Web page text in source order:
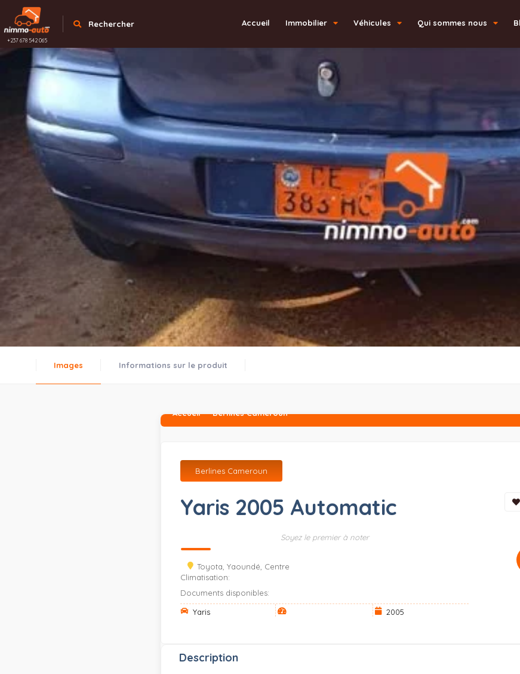
+237 678 542 065
Rechercher Accueil Immobilier Véhicules Qui sommes nous
Images Informations sur le produit
Accueil Berlines Cameroun
Berlines Cameroun
Yaris 2005 Automatic
Soyez le premier à noter
Toyota, Yaoundé, Centre
Climatisation:
Documents disponibles:
Yaris
2005
Description